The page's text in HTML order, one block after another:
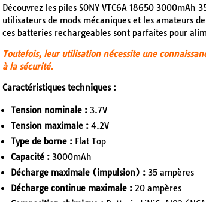
Découvrez les piles SONY VTC6A 18650
utilisateurs de mods mécaniques et les amateurs
ces batteries rechargeables sont parfaites pour
Toutefois, leur utilisation nécessite une
à la sécurité.
Caractéristiques techniques :
Tension nominale :3.7V
Tension maximale :4.2V
Type de borne :Flat Top
Capacité :3000mAh
Décharge maximale (impulsion) :35 ampères
Décharge continue maximale :20 ampères